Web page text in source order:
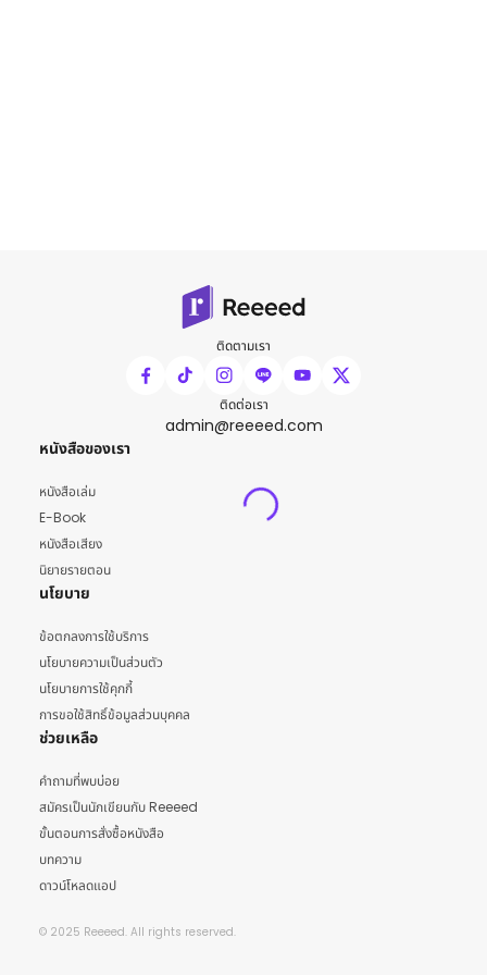
ติดตามเรา
ติดต่อเรา
admin@reeeed.com
หนังสือของเรา
หนังสือเล่ม
E-Book
หนังสือเสียง
นิยายรายตอน
นโยบาย
ข้อตกลงการใช้บริการ
นโยบายความเป็นส่วนตัว
นโยบายการใช้คุกกี้
การขอใช้สิทธิ์ข้อมูลส่วนบุคคล
ช่วยเหลือ
คำถามที่พบบ่อย
สมัครเป็นนักเขียนกับ Reeeed
ขั้นตอนการสั่งซื้อหนังสือ
บทความ
ดาวน์โหลดแอป
© 2025 Reeeed. All rights reserved.